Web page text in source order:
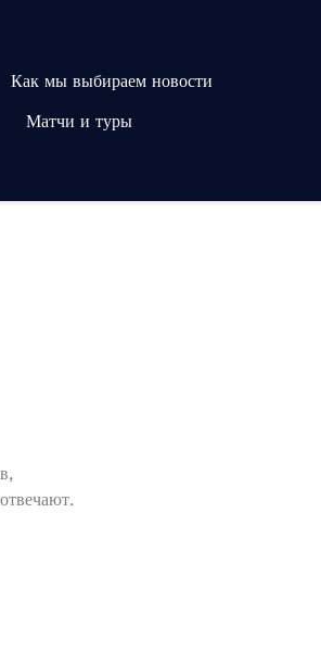
Как мы выбираем новости
Матчи и туры